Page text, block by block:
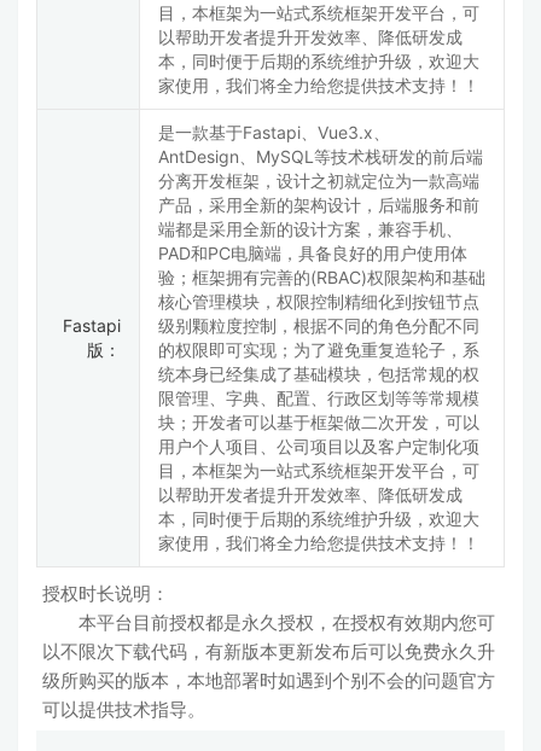
目，本框架为一站式系统框架开发平台，可
以帮助开发者提升开发效率、降低研发成
本，同时便于后期的系统维护升级，欢迎大
家使用，我们将全力给您提供技术支持！！
Fastapi
版：
是一款基于Fastapi、Vue3.x、
AntDesign、MySQL等技术栈研发的前后端
分离开发框架，设计之初就定位为一款高端
产品，采用全新的架构设计，后端服务和前
端都是采用全新的设计方案，兼容手机、
PAD和PC电脑端，具备良好的用户使用体
验；框架拥有完善的(RBAC)权限架构和基础
核心管理模块，权限控制精细化到按钮节点
级别颗粒度控制，根据不同的角色分配不同
的权限即可实现；为了避免重复造轮子，系
统本身已经集成了基础模块，包括常规的权
限管理、字典、配置、行政区划等等常规模
块；开发者可以基于框架做二次开发，可以
用户个人项目、公司项目以及客户定制化项
目，本框架为一站式系统框架开发平台，可
以帮助开发者提升开发效率、降低研发成
本，同时便于后期的系统维护升级，欢迎大
家使用，我们将全力给您提供技术支持！！
授权时长说明：
本平台目前授权都是永久授权，在授权有效期内您可
以不限次下载代码，有新版本更新发布后可以免费永久升
级所购买的版本，本地部署时如遇到个别不会的问题官方
可以提供技术指导。